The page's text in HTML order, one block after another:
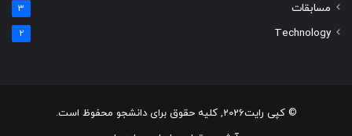
مسابقات 3
Technology
2
© کپی رایت2026, کلیه حقوق برای دانشجو محفوظ است.